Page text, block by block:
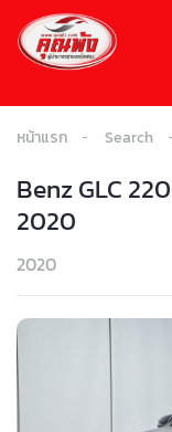
หน้าแรก Search
Benz GLC
2020
2020